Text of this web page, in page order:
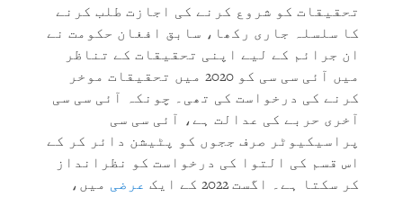
تحقیقات کو شروع کرنے کی اجازت طلب کرنے
کا سلسلہ جاری رکھا، سابق افغان حکومت نے
ان جرائم کے لیے اپنی تحقیقات کے تناظر
میں آئی سی سی کو 2020 میں تحقیقات موخر
کرنے کی درخواست کی تھی۔ چونکہ آئی سی سی
آخری حربے کی عدالت ہے، آئی سی سی
پراسیکیوٹر صرف ججوں کو پٹیشن دائر کر کے
اس قسم کی التوا کی درخواست کو نظرانداز
کر سکتا ہے۔ اگست 2022 کے ایک
عرضی میں،